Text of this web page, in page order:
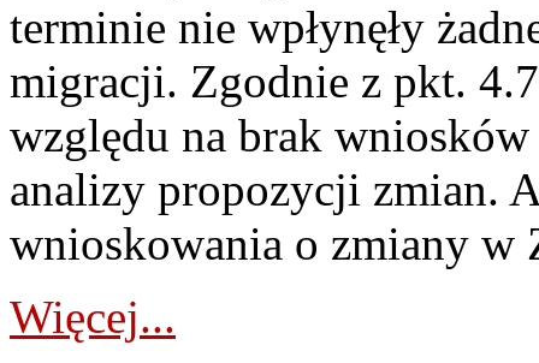
terminie nie wpłynęły
migracji. Zgodnie z pkt.
względu na brak
analizy propozycji zmian.
wnioskowania o zmiany w
Więcej...